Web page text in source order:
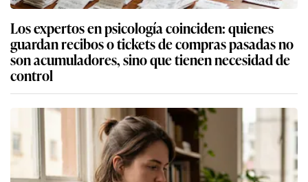
Los expertos en psicología coinciden: quienes
guardan recibos o tickets de compras pasadas no
son acumuladores, sino que tienen necesidad de
control